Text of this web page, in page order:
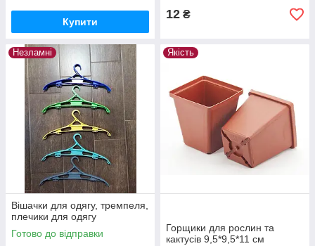
Купити
12 ₴
Незламні
Вішачки для одягу, тремпеля,
плечики для одягу
Готово до відправки
Якість
Горщики для рослин та
кактусів 9,5*9,5*11 см